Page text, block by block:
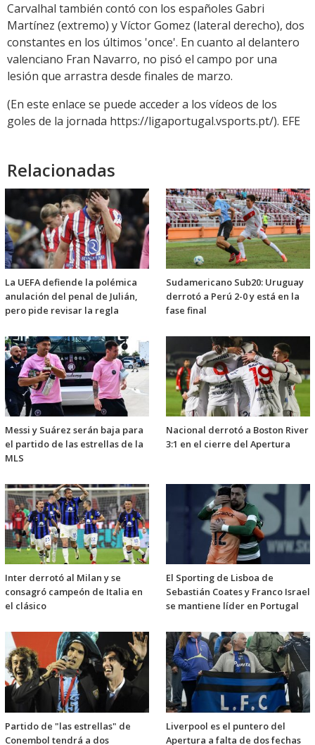
Carvalhal también contó con los españoles Gabri
Martínez (extremo) y Víctor Gomez (lateral derecho), dos
constantes en los últimos 'once'. En cuanto al delantero
valenciano Fran Navarro, no pisó el campo por una
lesión que arrastra desde finales de marzo.
(En este enlace se puede acceder a los vídeos de los
goles de la jornada https://ligaportugal.vsports.pt/). EFE
Relacionadas
La UEFA defiende la polémica
anulación del penal de Julián,
pero pide revisar la regla
Sudamericano Sub20: Uruguay
derrotó a Perú 2-0 y está en la
fase final
Messi y Suárez serán baja para
el partido de las estrellas de la
MLS
Nacional derrotó a Boston River
3:1 en el cierre del Apertura
Inter derrotó al Milan y se
consagró campeón de Italia en
el clásico
El Sporting de Lisboa de
Sebastián Coates y Franco Israel
se mantiene líder en Portugal
Partido de "las estrellas" de
Conembol tendrá a dos
Liverpool es el puntero del
Apertura a falta de dos fechas